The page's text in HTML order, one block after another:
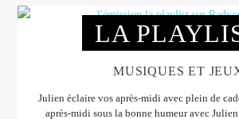
LA
MUSIQUES ET
Julien éclaire vos après-midi avec plein de
après-midi sous la bonne humeur avec